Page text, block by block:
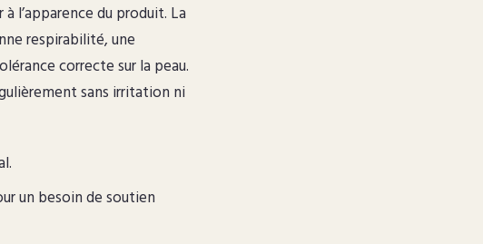
l’apparence du produit. La
respirabilité, une
correcte sur la peau.
sans irritation ni
un besoin de soutien